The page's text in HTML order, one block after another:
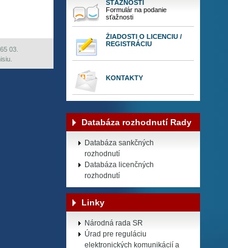
03.
SŤAŽNOSTI
Formulár na podanie
sťažnosti
ŽIADOSTI O LICENCIU /
REGISTRÁCIU
KONTAKTY
Databáza rozhodnutí Rady
Databáza sankčných
rozhodnutí
Databáza licenčných
rozhodnutí
Linky
Národná rada SR
Úrad pre reguláciu
elektronických komunikácií a